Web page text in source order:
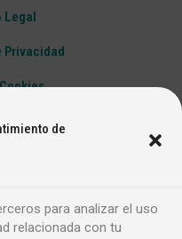
de
para analizar el uso
relacionada con tu
Legal
Privacidad